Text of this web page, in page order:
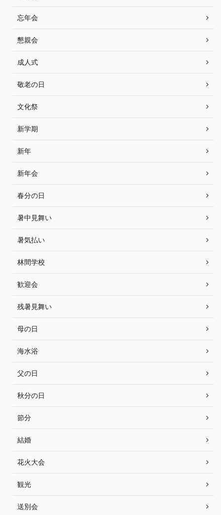
忘年会
懇親会
成人式
敬老の日
文化祭
新学期
新年
新年会
春分の日
暑中見舞い
暑気払い
林間学校
歓迎会
残暑見舞い
母の日
海水浴
父の日
秋分の日
節分
結婚
花火大会
観光
送別会